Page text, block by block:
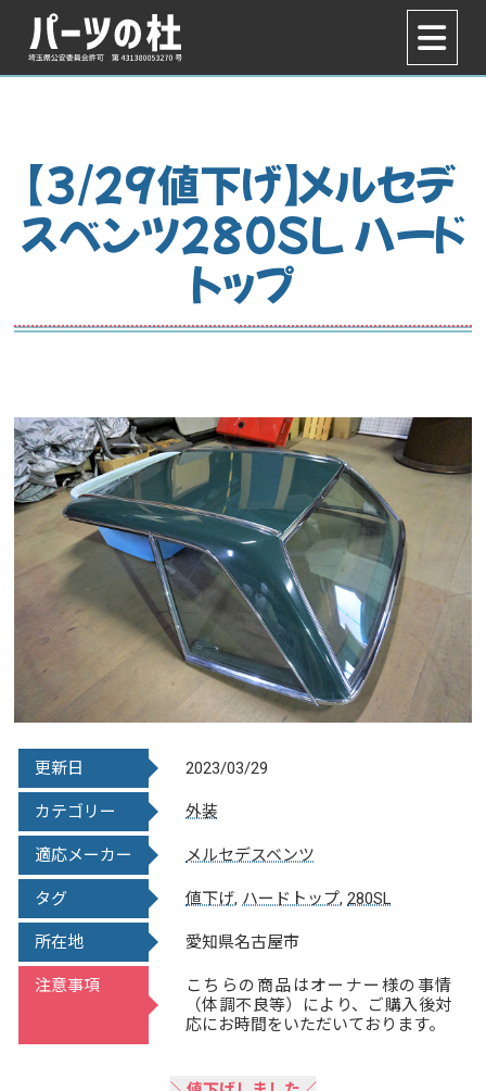
【3/29値下げ】メルセデ
スベンツ280SL ハード
トップ
更新日 2023/03/29
カテゴリー 外装
適応メーカー メルセデスベンツ
タグ 値下げ, ハードトップ, 280SL
所在地 愛知県名古屋市
注意事項
こちらの商品はオーナー様の事情
（体調不良等）により、ご購入後対
応にお時間をいただいております。